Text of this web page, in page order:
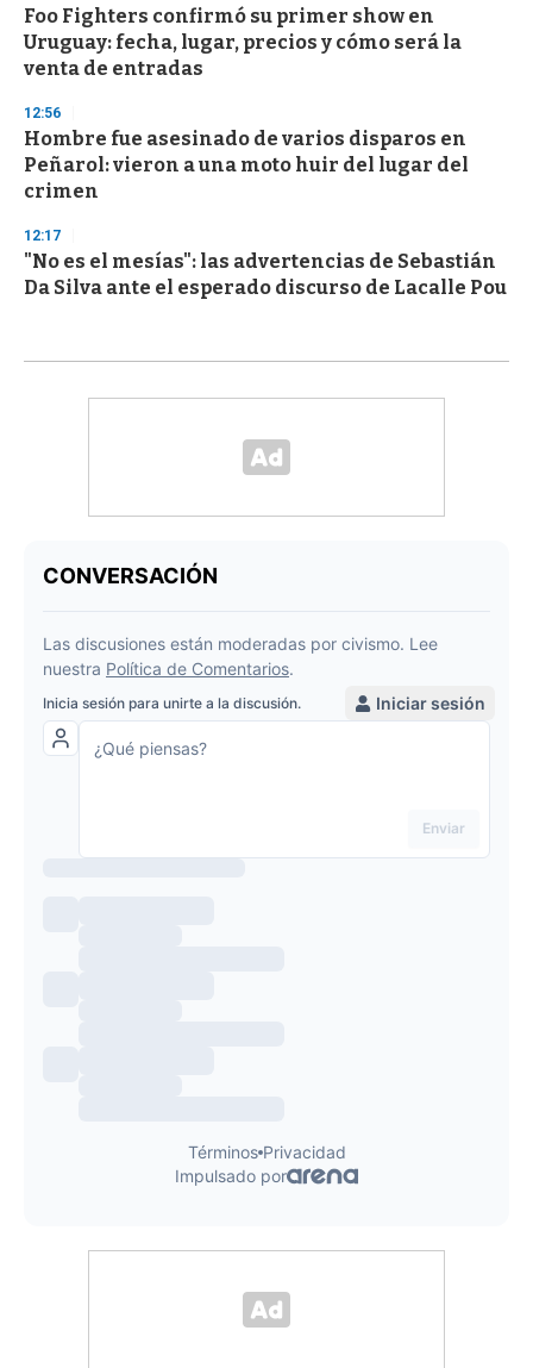
Foo Fighters confirmó su primer show en
Uruguay: fecha, lugar, precios y cómo será la
venta de entradas
12:56
Hombre fue asesinado de varios disparos en
Peñarol: vieron a una moto huir del lugar del
crimen
12:17
"No es el mesías": las advertencias de Sebastián
Da Silva ante el esperado discurso de Lacalle Pou